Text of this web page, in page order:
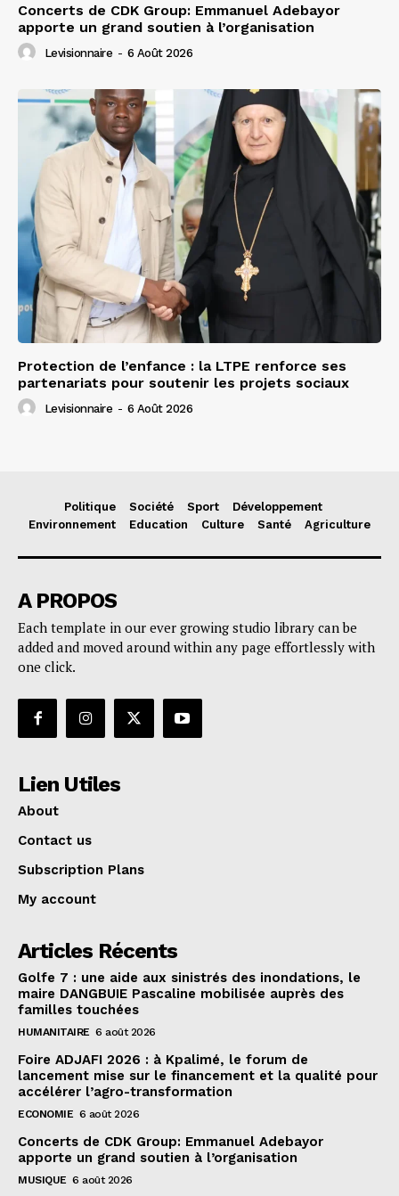
Concerts de CDK Group: Emmanuel Adebayor
apporte un grand soutien à l’organisation
Levisionnaire - 6 Août 2026
Protection de l’enfance : la LTPE renforce ses
partenariats pour soutenir les projets sociaux
Levisionnaire - 6 Août 2026
Politique Société Sport
Développement
Environnement
Education Culture Santé Agriculture
A PROPOS
Each template in our ever growing studio library can be
added and moved around within any page effortlessly with
one click.
Lien Utiles
About
Contact us
Subscription Plans
My account
Articles Récents
Golfe 7 : une aide aux sinistrés des inondations, le
maire DANGBUIE Pascaline mobilisée auprès des
familles touchées
HUMANITAIRE 6 août 2026
Foire ADJAFI 2026 : à Kpalimé, le forum de
lancement mise sur le financement et la qualité pour
accélérer l’agro-transformation
ECONOMIE 6 août 2026
Concerts de CDK Group: Emmanuel Adebayor
apporte un grand soutien à l’organisation
MUSIQUE 6 août 2026